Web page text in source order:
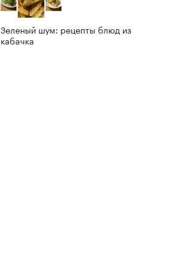
Зеленый шум: рецепты блюд из
кабачка